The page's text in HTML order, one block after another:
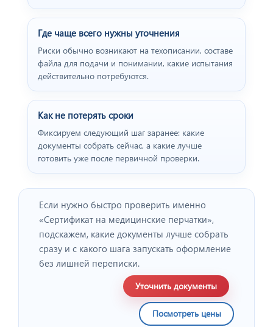
Где чаще всего нужны уточнения
Риски обычно возникают на техописании, составе
файла для подачи и понимании, какие испытания
действительно потребуются.
Как не потерять сроки
Фиксируем следующий шаг заранее: какие
документы собрать сейчас, а какие лучше
готовить уже после первичной проверки.
Если нужно быстро проверить именно
«Сертификат на медицинские перчатки»,
подскажем, какие документы лучше собрать
сразу и с какого шага запускать оформление
без лишней переписки.
Уточнить документы
Посмотреть цены